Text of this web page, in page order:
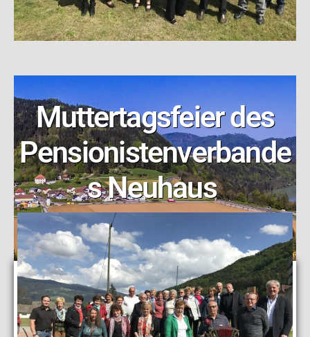
Muttertagsfeier des
Pensionistenverbande
s Neuhaus